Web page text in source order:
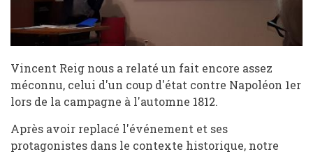
Vincent Reig nous a relaté un fait encore assez
méconnu, celui d'un coup d'état contre Napoléon 1er
lors de la campagne à l'automne 1812.
Après avoir replacé l'événement et ses
protagonistes dans le contexte historique, notre